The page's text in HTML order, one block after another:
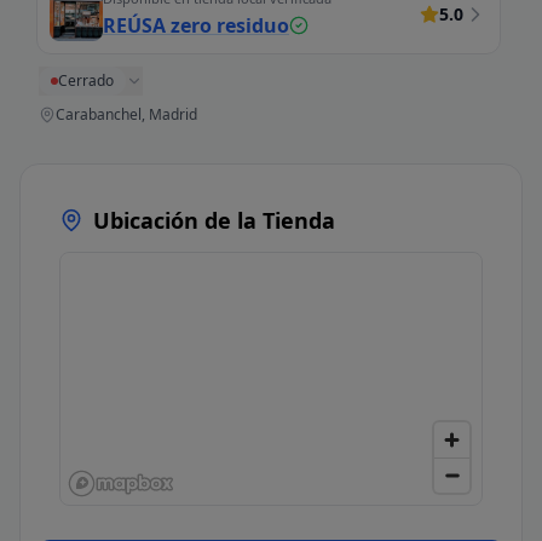
REÚSA zero residuo 5.0
Cerrado
Carabanchel, Madrid
Ubicación de la Tienda